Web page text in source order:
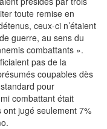
toute remise en
ceux-ci n’étaient
guerre, au sens du
combattants ».
pas de la
coupables dès
pour
combattant était
jugé seulement 7%